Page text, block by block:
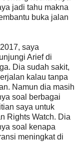
jadi tahu makna
buka jalan
saya
Arief di
Dia sudah sakit,
kalau tanpa
Namun dia masih
soal berbagai
saya untuk
Rights Watch. Dia
soal kenapa
meningkat di